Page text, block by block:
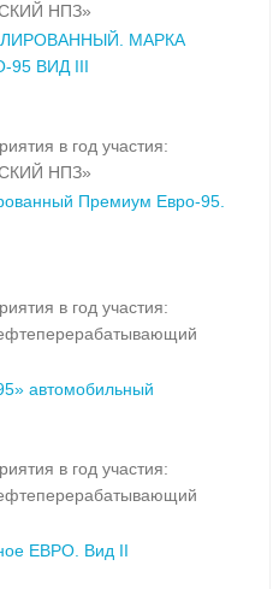
НПЗ»
МАРКА
95 ВИД III
в год участия:
НПЗ»
Премиум Евро-95.
в год участия:
автомобильный
в год участия:
ЕВРО. Вид II